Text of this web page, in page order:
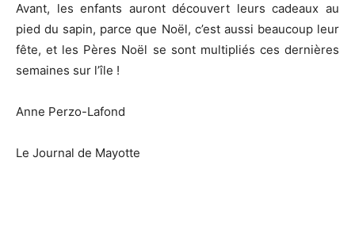
Avant, les enfants auront découvert leurs cadeaux au
pied du sapin, parce que Noël, c’est aussi beaucoup leur
fête, et les Pères Noël se sont multipliés ces dernières
semaines sur l’île !
Anne Perzo-Lafond
Le Journal de Mayotte